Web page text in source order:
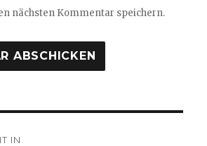
nächsten Kommentar speichern.
IN